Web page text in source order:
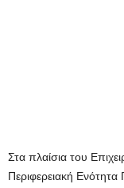
Στα πλαίσια του
Περιφερειακή